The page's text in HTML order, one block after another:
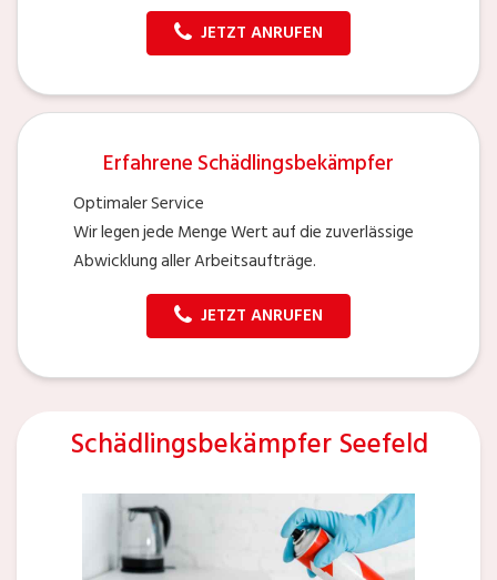
JETZT ANRUFEN
Erfahrene Schädlingsbekämpfer
Optimaler Service
Wir legen jede Menge Wert auf die zuverlässige
Abwicklung aller Arbeitsaufträge.
JETZT ANRUFEN
Schädlingsbekämpfer Seefeld